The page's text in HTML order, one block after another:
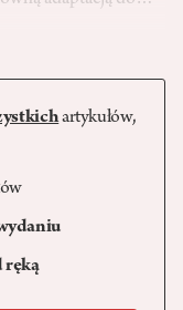
artykułów,
ręką